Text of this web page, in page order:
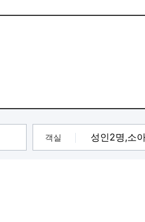
객실